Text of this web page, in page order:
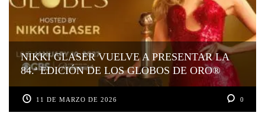
NIKKI GLASER VUELVE A PRESENTAR LA
84.ª EDICIÓN DE LOS GLOBOS DE ORO®
11 DE MARZO DE 2026 0